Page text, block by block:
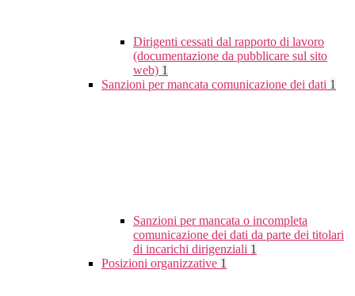
Dirigenti cessati dal rapporto di lavoro
(documentazione da pubblicare sul sito
web) 1
Sanzioni per mancata comunicazione dei dati 1
Sanzioni per mancata o incompleta
comunicazione dei dati da parte dei titolari
di incarichi dirigenziali 1
Posizioni organizzative 1